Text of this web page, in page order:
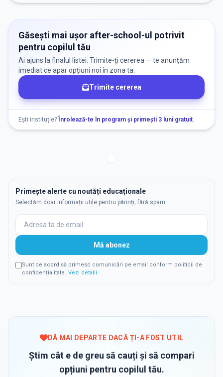
Găsești mai ușor after-school-ul potrivit
pentru copilul tău
Ai ajuns la finalul listei. Trimite-ți cererea — te anunțăm
imediat ce apar opțiuni noi în zona ta.
Trimite cererea
Ești instituție? Înrolează-te în program și primești 3 luni gratuit.
Primește alerte cu noutăți educaționale
Selectăm doar informații utile pentru părinți, fără spam.
Mă abonez
Sunt de acord să primesc comunicări pe email conform politicii de
confidențialitate. Vezi detalii
DĂ MAI DEPARTE DACĂ ȚI-A FOST UTIL
Știm cât e de greu să cauți și să compari
opțiuni pentru copilul tău.